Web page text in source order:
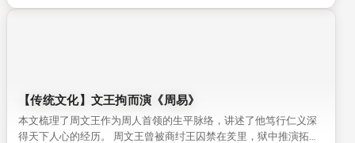
【传统文化】文王拘而演《周易》
本文梳理了周文王作为周人首领的生平脉络，讲述了他笃行仁义深
得天下人心的经历。 周文王曾被商纣王囚禁在羑里，狱中推演拓展